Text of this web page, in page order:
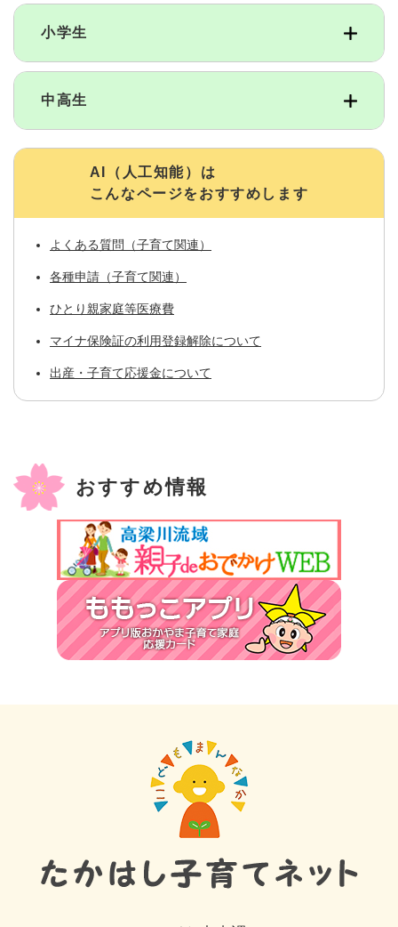
小学生
中高生
AI（人工知能）は
こんなページをおすすめします
よくある質問（子育て関連）
各種申請（子育て関連）
ひとり親家庭等医療費
マイナ保険証の利用登録解除について
出産・子育て応援金について
おすすめ情報